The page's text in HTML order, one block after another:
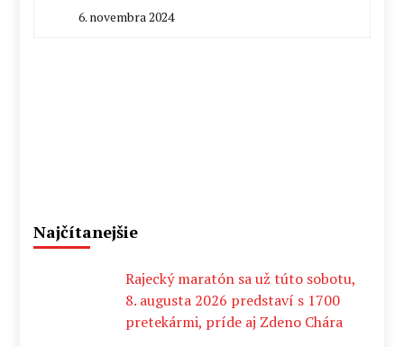
6. novembra 2024
Najčítanejšie
Rajecký maratón sa už túto sobotu,
8. augusta 2026 predstaví s 1700
pretekármi, príde aj Zdeno Chára